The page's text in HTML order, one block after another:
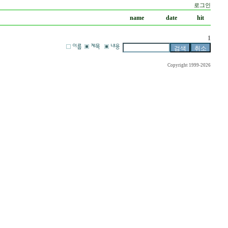
로그인
name date hit
1
Copyright 1999-2026